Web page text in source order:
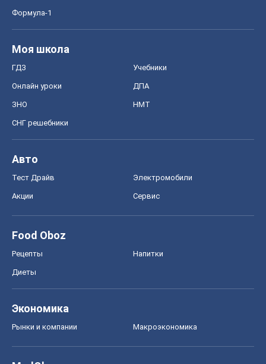
Формула-1
Моя школа
ГДЗ Учебники
Онлайн уроки ДПА
ЗНО НМТ
СНГ решебники
Авто
Тест Драйв Электромобили
Акции Сервис
Food Oboz
Рецепты Напитки
Диеты
Экономика
Рынки и компании Mакроэкономика